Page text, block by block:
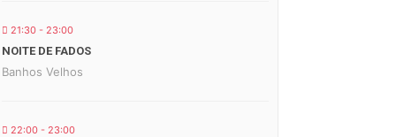
21:30 - 23:00
NOITE DE FADOS
Banhos Velhos
22:00 - 23:00